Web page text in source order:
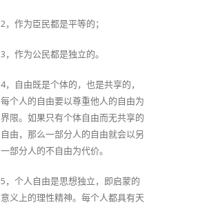
2，作为臣民都是平等的；
3，作为公民都是独立的。
4，自由既是个体的，也是共享的，
每个人的自由要以尊重他人的自由为
界限。如果只有个体自由而无共享的
自由，那么一部分人的自由就会以另
一部分人的不自由为代价。
5，个人自由是思想独立，即启蒙的
意义上的理性精神。每个人都具有天